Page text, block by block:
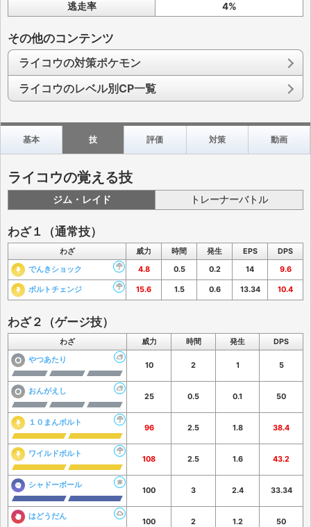
逃走率
4%
その他のコンテンツ
ライコウの対策ポケモン
ライコウのレベル別CP一覧
基本 技 評価 対策 動画
ライコウの覚える技
ジム・レイド トレーナーバトル
わざ１（通常技）
わざ 威力 時間 発生 EPS
DPS
でんきショック
4.8 0.5 0.2 14 9.6
ボルトチェンジ 15.6 1.5 0.6 13.34 10.4
わざ２（ゲージ技）
わざ 威力 時間 発生
DPS
やつあたり
10 2 1 5
おんがえし
25 0.5 0.1 50
１０まんボルト
96 2.5 1.8 38.4
ワイルドボルト
108 2.5 1.6 43.2
シャドーボール
100 3 2.4 33.34
はどうだん
100 2 1.2 50